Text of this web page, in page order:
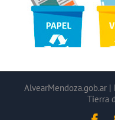
AlvearMendoza.gob.ar
Tierra